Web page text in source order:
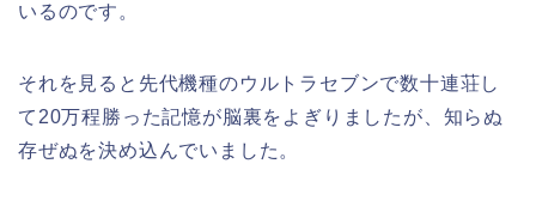
いるのです。
それを見ると先代機種のウルトラセブンで数十連荘し
て20万程勝った記憶が脳裏をよぎりましたが、知らぬ
存ぜぬを決め込んでいました。